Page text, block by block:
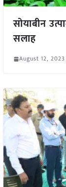
सोयाबीन
सलाह
August 12, 2023